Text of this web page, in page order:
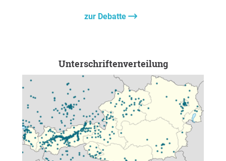
mehr und nicht weniger.
hingepfuschten Notlösungen!"
Lukas Schobesberger.
Wir halten dich Up-To-Date!
Bei Fragen, Anliegen und Ideen gerne jederzeit
melden bei:
Lukas Schobesberger
NEOS Gemeinderatskandidat & Initiator der
zur Debatte
Unterschriftenverteilung